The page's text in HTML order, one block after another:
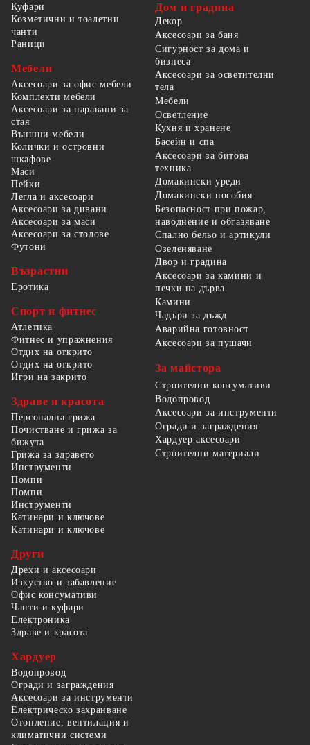
Куфари
Козметични и тоалетни
чанти
Раници
Мебели
Аксесоари за офис мебели
Комплекти мебели
Аксесоари за паравани за
стая
Външни мебели
Колички и островни
шкафове
Маси
Пейки
Легла и аксесоари
Аксесоари за дивани
Аксесоари за маси
Аксесоари за столове
Футони
Възрастни
Еротика
Спорт и фитнес
Атлетика
Фитнес и упражнения
Отдих на открито
Отдих на открито
Игри на закрито
Здраве и красота
Персонална грижа
Почистване и грижа за
бижута
Грижа за здравето
Дом и градина
Декор
Аксесоари за баня
Сигурност за дома и
бизнеса
Аксесоари за осветителни
тела
Мебели
Осветление
Кухня и хранене
Басейн и спа
Аксесоари за битова
техника
Домакински уреди
Домакински пособия
Безопасност при пожар,
наводнение и обгазяване
Спално бельо и артикули
Озеленяване
Двор и градина
Аксесоари за камини и
печки на дърва
Камини
Чадъри за дъжд
Аварийна готовност
Аксесоари за пушачи
За майстора
Строителни консумативи
Водопровод
Аксесоари за инструменти
Огради и заграждения
Хардуер аксесоари
Строителни материали
Инструменти
Помпи
Помпи
Инструменти
Катинари и ключове
Катинари и ключове
Други
Дрехи и аксесоари
Изкуство и забавление
Офис консумативи
Чанти и куфари
Електроника
Здраве и красота
Хардуер
Водопровод
Огради и заграждения
Аксесоари за инструменти
Електрическо захранване
Отопление, вентилация и
климатични системи